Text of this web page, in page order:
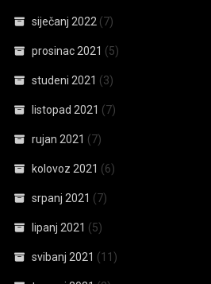
siječanj 2022 (7)
prosinac 2021 (5)
studeni 2021 (3)
listopad 2021 (7)
rujan 2021 (7)
kolovoz 2021 (6)
srpanj 2021 (7)
lipanj 2021 (5)
svibanj 2021 (11)